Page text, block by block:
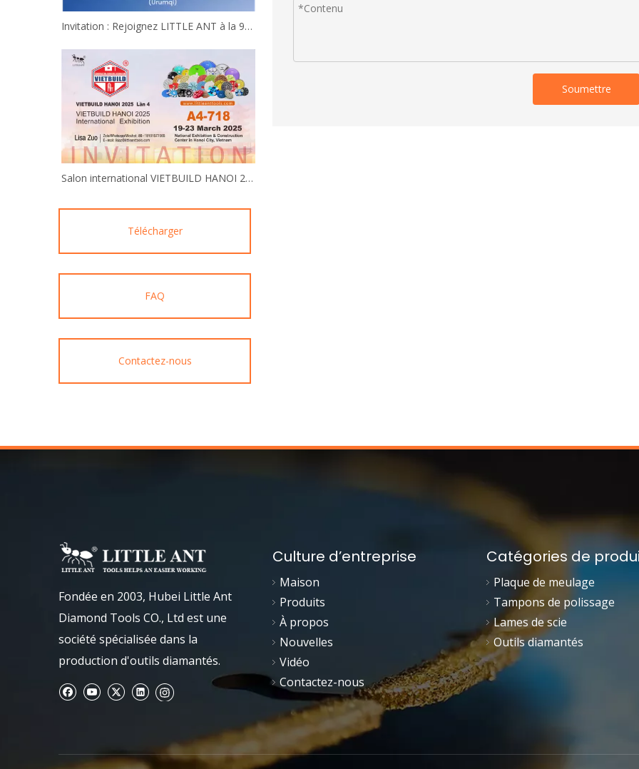
Invitation : Rejoignez LITTLE ANT à la 9ème Expo Chine-Eurasie !
Salon international VIETBUILD HANOI 2025
Télécharger
FAQ
Contactez-nous
Soumettre
Fondée en 2003, Hubei Little Ant
Diamond Tools CO., Ltd est une
société spécialisée dans la
production d'outils diamantés.
Culture d’entreprise
Maison
Produits
À propos
Nouvelles
Vidéo
Contactez-nous
Catégories de
Plaque de meulage
Tampons de polissage
Lames de scie
Outils diamantés